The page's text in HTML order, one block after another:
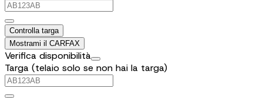
Controlla targa
Mostrami il CARFAX
Verifica disponibilità
Targa (telaio solo se non hai la targa)